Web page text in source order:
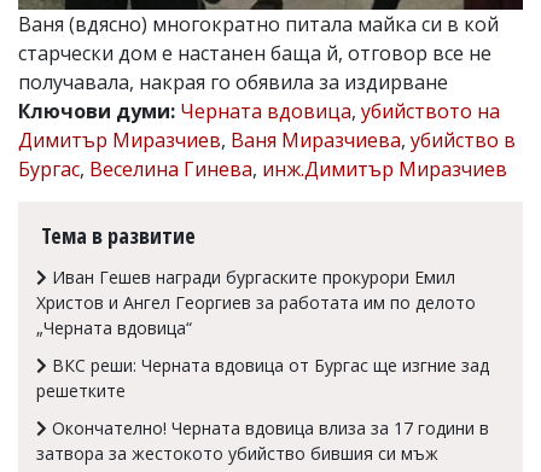
Коментарите
под
статиите
се
въвеждат
от
читателите
и
носи
тях!
Ако
обиден
коментар,
моля
Ваня (вдясно) многократно питала майка си в кой
старчески дом е настанен баща й, отговор все не
получавала, накрая го обявила за издирване
Ключови думи: Черната вдовица, убийството на
Димитър Миразчиев, Ваня Миразчиева, убийство в
Бургас, Веселина Гинева, инж.Димитър Миразчиев
Тема в развитие
Иван Гешев награди бургаските прокурори Емил
Христов и Ангел Георгиев за работата им по делото
„Черната вдовица“
ВКС реши: Черната вдовица от Бургас ще изгние зад
решетките
Окончателно! Черната вдовица влиза за 17 години в
затвора за жестокото убийство бившия си мъж